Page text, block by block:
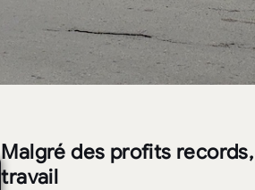
Malgré des profits
travail